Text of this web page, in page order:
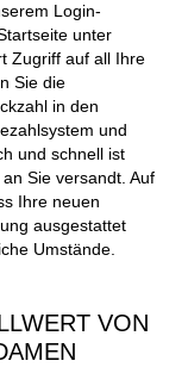
Login-
unter
Zugriff auf all Ihre
Sie die
in den
und
und schnell ist
Sie versandt. Auf
Ihre neuen
ausgestattet
Umstände.
VON